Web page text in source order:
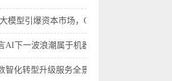
模型引爆资本市场，Op
AI下一波浪潮属于机器人
智化转型升级服务全景图